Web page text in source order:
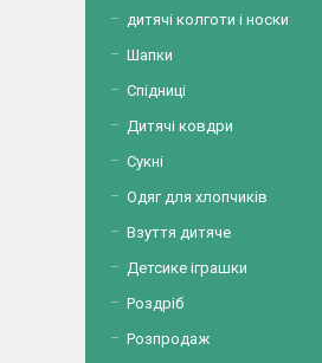
дитячі колготи і носки
Шапки
Спідниці
Дитячі ковдри
Сукні
Одяг для хлопчиків
Взуття дитяче
Детсике іграшки
Роздріб
Розпродаж